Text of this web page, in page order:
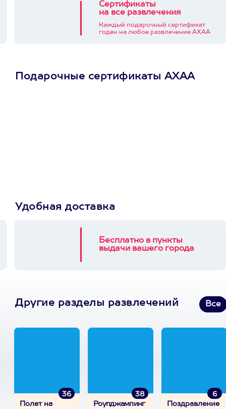
Сертификаты
на все развлечения
Каждый подарочный сертификат
годен на любое развлечение АХАА
Подарочные сертификаты АХАА
Удобная доставка
Бесплатно в пункты
выдачи вашего города
Другие разделы развлечений Все
36
Полет на
38
Роупджампинг
6
Поздравление